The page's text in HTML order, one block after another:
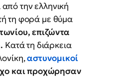
την ελληνική
τη φορά με θύμα
επιζώντα
Κατά τη διάρκεια
αστυνομικοί
και προχώρησαν